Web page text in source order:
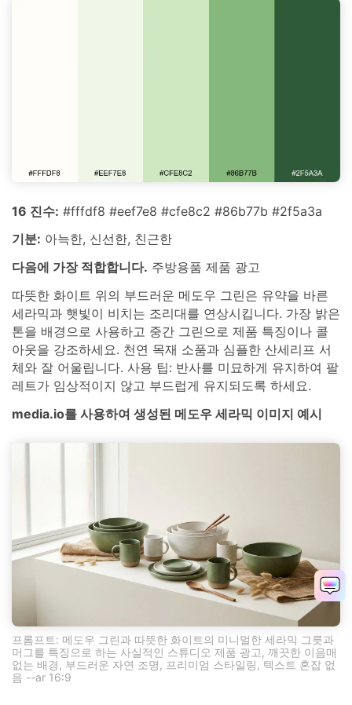
16 진수: #fffdf8 #eef7e8 #cfe8c2 #86b77b #2f5a3a
기분: 아늑한, 신선한, 친근한
다음에 가장 적합합니다. 주방용품 제품 광고
따뜻한 화이트 위의 부드러운 메도우 그린은 유약을 바른
세라믹과 햇빛이 비치는 조리대를 연상시킵니다. 가장 밝은
톤을 배경으로 사용하고 중간 그린으로 제품 특징이나 콜
아웃을 강조하세요. 천연 목재 소품과 심플한 산세리프 서
체와 잘 어울립니다. 사용 팁: 반사를 미묘하게 유지하여 팔
레트가 임상적이지 않고 부드럽게 유지되도록 하세요.
media.io를 사용하여 생성된 메도우 세라믹 이미지 예시
프롬프트: 메도우 그린과 따뜻한 화이트의 미니멀한 세라믹 그릇과
머그를 특징으로 하는 사실적인 스튜디오 제품 광고, 깨끗한 이음매
없는 배경, 부드러운 자연 조명, 프리미엄 스타일링, 텍스트 혼잡 없
음 --ar 16:9